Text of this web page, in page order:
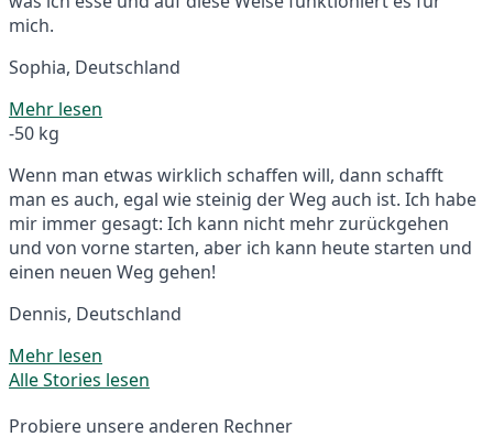
mich.
Sophia, Deutschland
Mehr lesen
-50 kg
Wenn man etwas wirklich schaffen will, dann schafft
man es auch, egal wie steinig der Weg auch ist. Ich habe
mir immer gesagt: Ich kann nicht mehr zurückgehen
und von vorne starten, aber ich kann heute starten und
einen neuen Weg gehen!
Dennis, Deutschland
Mehr lesen
Alle Stories lesen
Probiere unsere anderen Rechner